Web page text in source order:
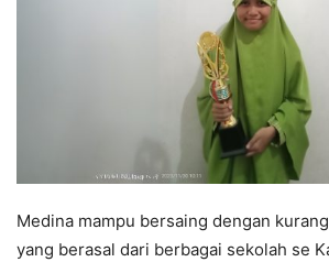
Medina mampu bersaing dengan
yang berasal dari berbagai sekolah se